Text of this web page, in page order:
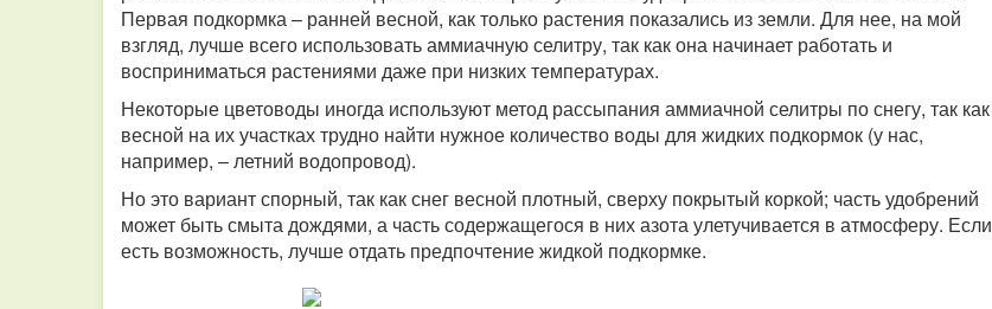
Первая подкормка – ранней весной, как только растения показались из земли. Для нее, на мой
взгляд, лучше всего использовать аммиачную селитру, так как она начинает работать и
восприниматься растениями даже при низких температурах.
Некоторые цветоводы иногда используют метод рассыпания аммиачной селитры по снегу, так как
весной на их участках трудно найти нужное количество воды для жидких подкормок (у нас,
например, – летний водопровод).
Но это вариант спорный, так как снег весной плотный, сверху покрытый коркой; часть удобрений
может быть смыта дождями, а часть содержащегося в них азота улетучивается в атмосферу. Если
есть возможность, лучше отдать предпочтение жидкой подкормке.